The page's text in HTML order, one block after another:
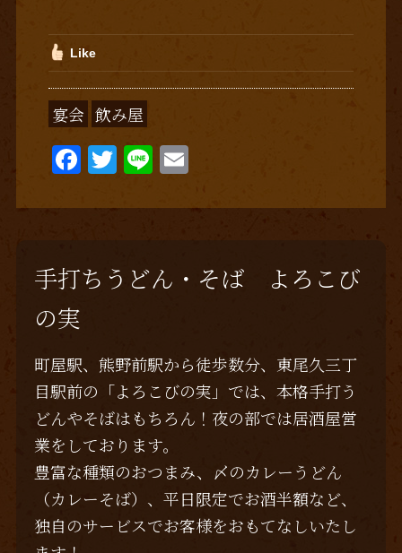
Like
宴会 飲み屋
F
a
c
b
o
k
T
w
it
r
Li
n
e
E
ai
手打ちうどん・そば よろこび
の実
町屋駅、熊野前駅から徒歩数分、東尾久三丁
目駅前の「よろこびの実」では、本格手打う
どんやそばはもちろん！夜の部では居酒屋営
業をしております。
豊富な種類のおつまみ、〆のカレーうどん
（カレーそば）、平日限定でお酒半額など、
独自のサービスでお客様をおもてなしいたし